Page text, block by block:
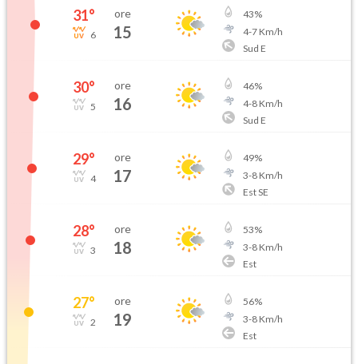
31°
6
ore
15
43%
4-7Km/h
Sud E
30°
5
ore
16
46%
4-8Km/h
Sud E
29°
4
ore
17
49%
3-8Km/h
Est SE
28°
3
ore
18
53%
3-8Km/h
Est
27°
2
ore
19
56%
3-8Km/h
Est